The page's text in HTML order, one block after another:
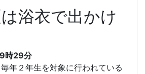
浴衣で出かけ
時29分
年２年生を対象に行われている